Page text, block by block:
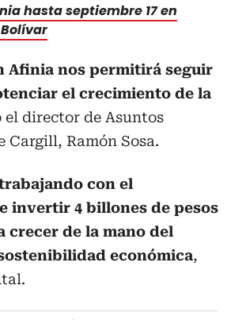
hasta septiembre 17 en
Afinia nos permitirá seguir
el crecimiento de la
el director de Asuntos
Cargill, Ramón Sosa.
con el
invertir 4 billones de pesos
crecer de la mano del
económica,